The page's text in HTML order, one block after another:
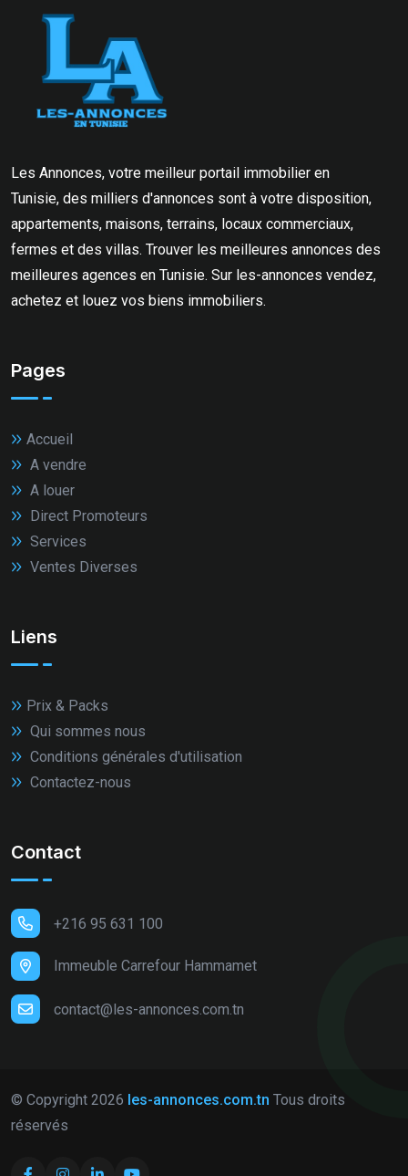
Les Annonces, votre meilleur portail immobilier en
Tunisie, des milliers d'annonces sont à votre disposition,
appartements, maisons, terrains, locaux commerciaux,
fermes et des villas. Trouver les meilleures annonces des
meilleures agences en Tunisie. Sur les-annonces vendez,
achetez et louez vos biens immobiliers.
Pages
Accueil
A vendre
A louer
Direct Promoteurs
Services
Ventes Diverses
Liens
Prix & Packs
Qui sommes nous
Conditions générales d'utilisation
Contactez-nous
Contact
+216 95 631 100
Immeuble Carrefour Hammamet
contact@les-annonces.com.tn
© Copyright 2026 les-annonces.com.tn Tous droits
réservés